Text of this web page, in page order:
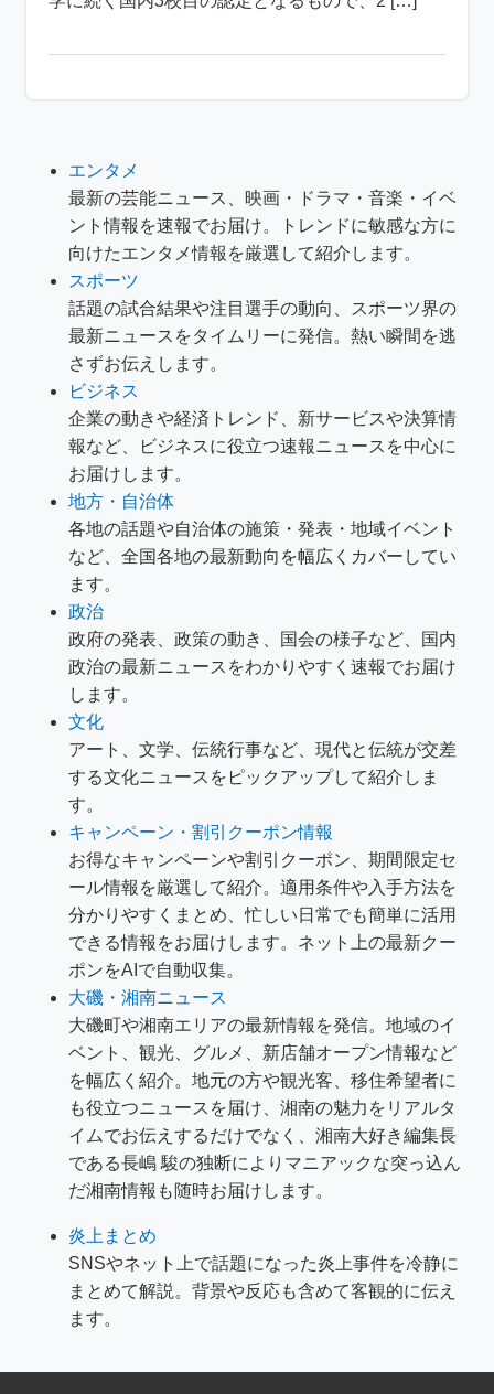
エンタメ
最新の芸能ニュース、映画・ドラマ・音楽・イベ
ント情報を速報でお届け。トレンドに敏感な方に
向けたエンタメ情報を厳選して紹介します。
スポーツ
話題の試合結果や注目選手の動向、スポーツ界の
最新ニュースをタイムリーに発信。熱い瞬間を逃
さずお伝えします。
ビジネス
企業の動きや経済トレンド、新サービスや決算情
報など、ビジネスに役立つ速報ニュースを中心に
お届けします。
地方・自治体
各地の話題や自治体の施策・発表・地域イベント
など、全国各地の最新動向を幅広くカバーしてい
ます。
政治
政府の発表、政策の動き、国会の様子など、国内
政治の最新ニュースをわかりやすく速報でお届け
します。
文化
アート、文学、伝統行事など、現代と伝統が交差
する文化ニュースをピックアップして紹介しま
す。
キャンペーン・割引クーポン情報
お得なキャンペーンや割引クーポン、期間限定セ
ール情報を厳選して紹介。適用条件や入手方法を
分かりやすくまとめ、忙しい日常でも簡単に活用
できる情報をお届けします。ネット上の最新クー
ポンをAIで自動収集。
大磯・湘南ニュース
大磯町や湘南エリアの最新情報を発信。地域のイ
ベント、観光、グルメ、新店舗オープン情報など
を幅広く紹介。地元の方や観光客、移住希望者に
も役立つニュースを届け、湘南の魅力をリアルタ
イムでお伝えするだけでなく、湘南大好き編集長
である長嶋 駿の独断によりマニアックな突っ込ん
だ湘南情報も随時お届けします。
炎上まとめ
SNSやネット上で話題になった炎上事件を冷静に
まとめて解説。背景や反応も含めて客観的に伝え
ます。